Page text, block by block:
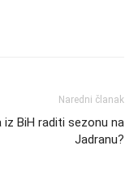
Naredni članak
BiH raditi sezonu na
Jadranu?